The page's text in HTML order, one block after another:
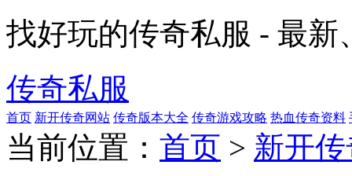
找好玩的传奇私服 - 最
传奇私服
首页 新开传奇网站 传奇版本大全 传奇游戏攻略 热血传奇资料
当前位置： 首页 > 新开